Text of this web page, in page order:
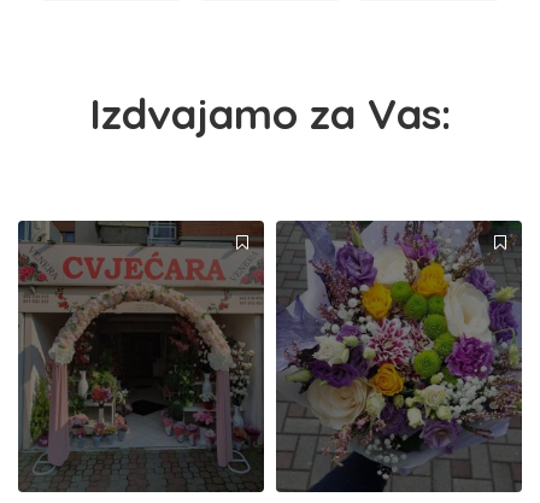
Izdvajamo za Vas: